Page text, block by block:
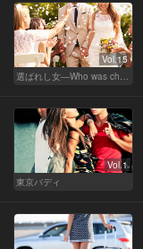
Vol.15
選ばれし女―Who was chosen？―
Vol.1
東京バディ